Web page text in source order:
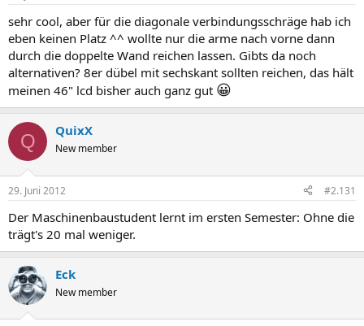
sehr cool, aber für die diagonale verbindungsschräge hab ich
eben keinen Platz ^^ wollte nur die arme nach vorne dann
durch die doppelte Wand reichen lassen. Gibts da noch
alternativen? 8er dübel mit sechskant sollten reichen, das hält
meinen 46" lcd bisher auch ganz gut 😀
Q QuixX
New member
29. Juni 2012 #2.131
Der Maschinenbaustudent lernt im ersten Semester: Ohne die
trägt's 20 mal weniger.
Eck
New member